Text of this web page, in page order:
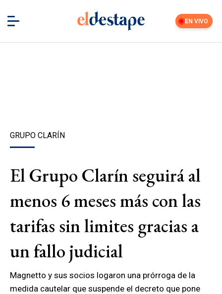
EN VIVO
GRUPO CLARÍN
El Grupo Clarín seguirá al
menos 6 meses más con las
tarifas sin limites gracias a
un fallo judicial
Magnetto y sus socios logaron una prórroga de la
medida cautelar que suspende el decreto que pone